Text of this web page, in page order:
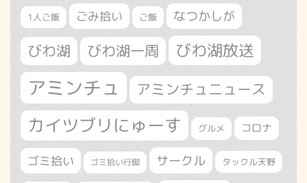
1人ご飯 ごみ拾い ご飯 なつかしが
びわ湖 びわ湖一周 びわ湖放送
アミンチュ アミンチュニュース
カイツブリにゅーす グルメ コロナ
ゴミ拾い ゴミ拾い行脚 サークル タックル天野